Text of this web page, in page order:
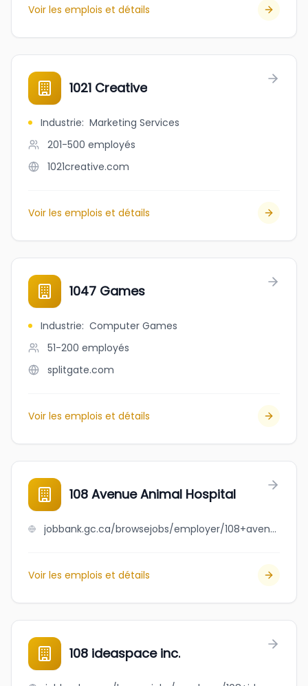
Voir les emplois et détails
1021 Creative
Industrie: Marketing Services
201-500 employés
1021creative.com
Voir les emplois et détails
1047 Games
Industrie: Computer Games
51-200 employés
splitgate.com
Voir les emplois et détails
108 Avenue Animal Hospital
jobbank.gc.ca/browsejobs/employer/108+avenue+animal+hospital/ca
Voir les emplois et détails
108 ideaspace inc.